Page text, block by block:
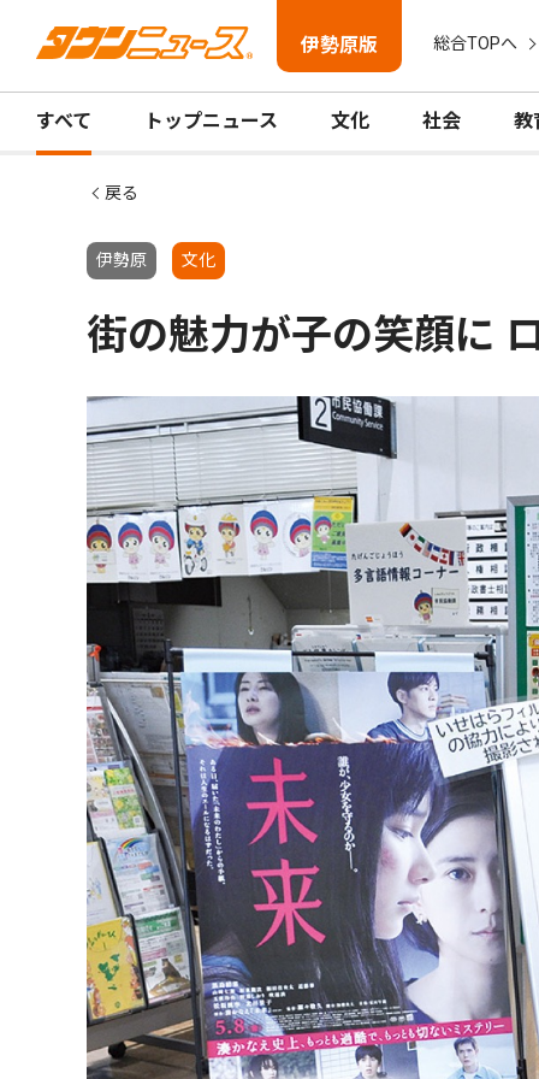
伊勢原版 総合TOPへ
すべて トップニュース 文化 社会 教
戻る
伊勢原 文化
街の魅力が子の笑顔に